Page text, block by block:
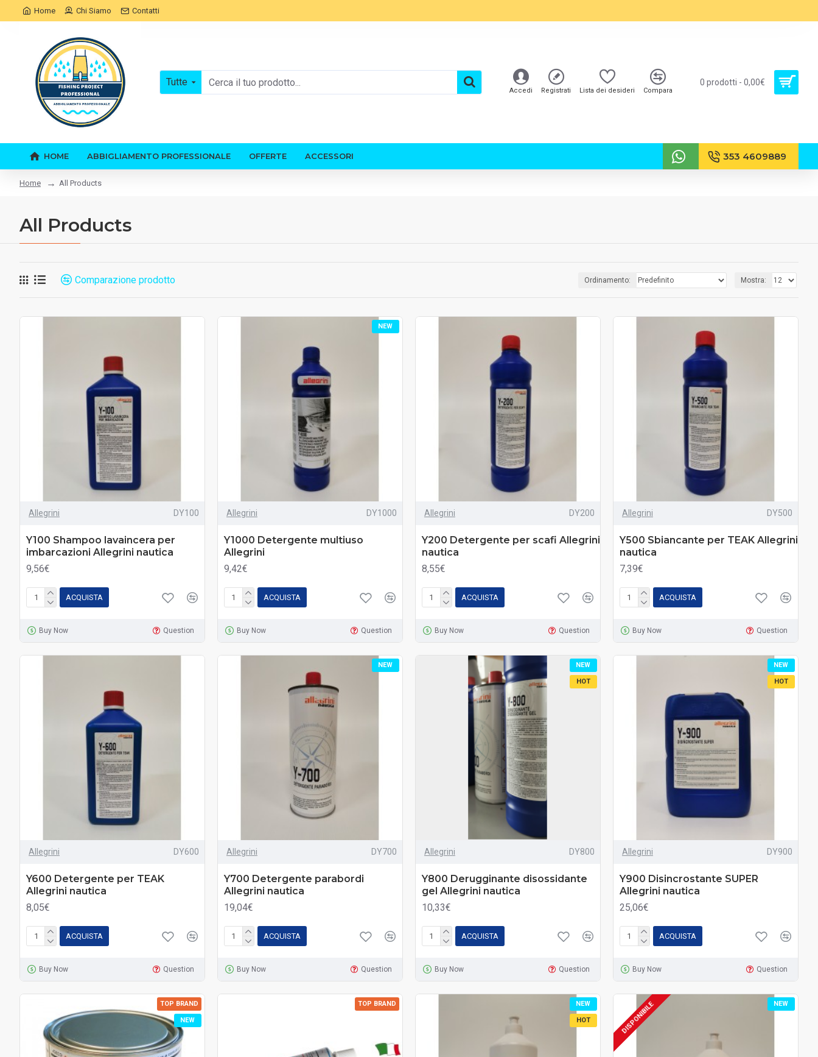
Home Chi Siamo Contatti
Tutte
Accedi Registrati Lista dei desideri Compara
0 prodotti - 0,00€
HOME ABBIGLIAMENTO PROFESSIONALE OFFERTE ACCESSORI 353 4609889
Home All Products
All Products
Comparazione prodotto Ordinamento: Mostra:
Allegrini DY100
Y100 Shampoo lavaincera per
imbarcazioni Allegrini nautica
9,56€
ACQUISTA
Buy Now Question
NEW
Allegrini DY1000
Y1000 Detergente multiuso
Allegrini
9,42€
ACQUISTA
Buy Now Question
Allegrini DY200
Y200 Detergente per scafi Allegrini
nautica
8,55€
ACQUISTA
Buy Now Question
Allegrini DY500
Y500 Sbiancante per TEAK Allegrini
nautica
7,39€
ACQUISTA
Buy Now Question
Allegrini DY600
Y600 Detergente per TEAK
Allegrini nautica
8,05€
ACQUISTA
Buy Now Question
NEW
Allegrini DY700
Y700 Detergente parabordi
Allegrini nautica
19,04€
ACQUISTA
Buy Now Question
NEW
HOT
Allegrini DY800
Y800 Derugginante disossidante
gel Allegrini nautica
10,33€
ACQUISTA
Buy Now Question
NEW
HOT
Allegrini DY900
Y900 Disincrostante SUPER
Allegrini nautica
25,06€
ACQUISTA
Buy Now Question
NEW
TOP BRAND TOP BRAND NEW
HOT
NEW
DISPONIBILE